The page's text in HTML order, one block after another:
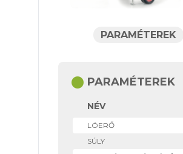
PARAMÉTEREK
circle PARAMÉTEREK
NÉV
LÓERŐ
SÚLY